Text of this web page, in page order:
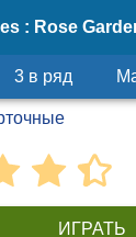
: Rose
3 в ряд
ИГРАТЬ